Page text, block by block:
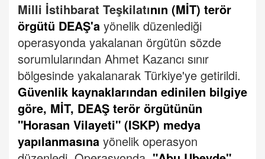
Milli İstihbarat Teşkilatının (MİT) terör
örgütü DEAŞ'a yönelik düzenlediği
operasyonda yakalanan örgütün sözde
sorumlularından Ahmet Kazancı sınır
bölgesinde yakalanarak Türkiye'ye getirildi.
Güvenlik kaynaklarından edinilen bilgiye
göre, MİT, DEAŞ terör örgütünün
"Horasan Vilayeti" (ISKP) medya
yapılanmasına yönelik operasyon